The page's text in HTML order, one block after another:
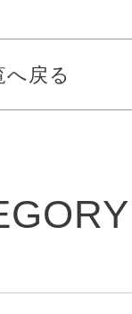
へ戻る